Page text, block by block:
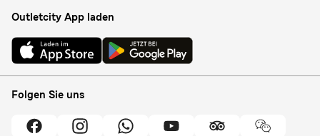
Outletcity App laden
Folgen Sie uns